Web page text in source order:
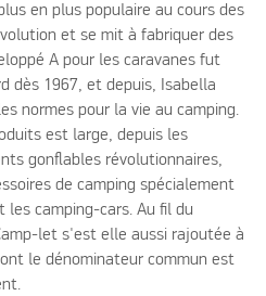
en plus populaire au cours des
et se mit à fabriquer des
A pour les caravanes fut
dès 1967, et depuis, Isabella
normes pour la vie au camping.
est large, depuis les
gonflables révolutionnaires,
de camping spécialement
les camping-cars. Au fil du
let s'est elle aussi rajoutée à
le dénominateur commun est